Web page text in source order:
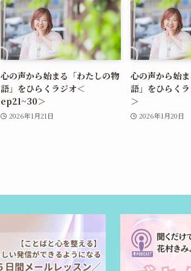
心の声から始まる「わたしの物
語」をひらくラジオ＜
ep21~30＞
2026年1月21日
心の声から始
語」をひらく
＞
2026年1月20日